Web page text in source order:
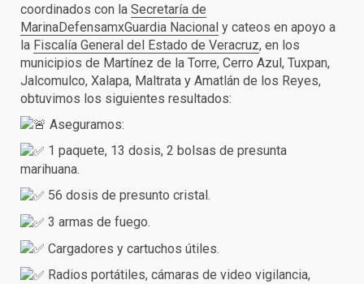
coordinados con la Secretaría de
MarinaDefensamxGuardia Nacional y cateos en apoyo a
la Fiscalía General del Estado de Veracruz, en los
municipios de Martínez de la Torre, Cerro Azul, Tuxpan,
Jalcomulco, Xalapa, Maltrata y Amatlán de los Reyes,
obtuvimos los siguientes resultados:
Aseguramos:
1 paquete, 13 dosis, 2 bolsas de presunta
marihuana.
56 dosis de presunto cristal.
3 armas de fuego.
Cargadores y cartuchos útiles.
Radios portátiles, cámaras de video vigilancia,